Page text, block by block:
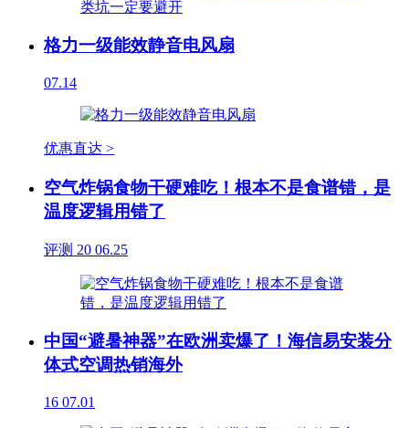
格力一级能效静音电风扇
07.14
优惠直达 >
空气炸锅食物干硬难吃！根本不是食谱错，是
温度逻辑用错了
评测 20 06.25
中国“避暑神器”在欧洲卖爆了！海信易安装分
体式空调热销海外
16 07.01